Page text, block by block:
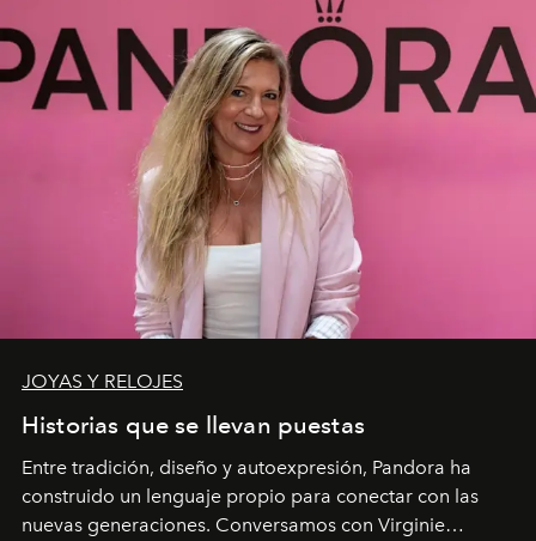
JOYAS Y RELOJES
Historias que se llevan puestas
Entre tradición, diseño y autoexpresión, Pandora ha
construido un lenguaje propio para conectar con las
nuevas generaciones. Conversamos con Virginie